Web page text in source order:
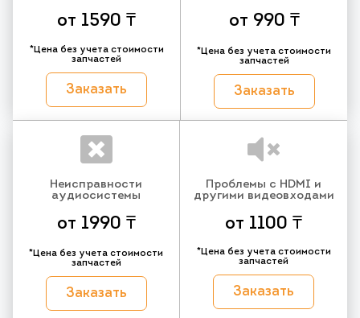
от 1590 ₸
*Цена без учета стоимости
запчастей
Заказать
от 990 ₸
*Цена без учета стоимости
запчастей
Заказать
Неисправности
аудиосистемы
от 1990 ₸
*Цена без учета стоимости
запчастей
Заказать
Проблемы с HDMI и
другими видеовходами
от 1100 ₸
*Цена без учета стоимости
запчастей
Заказать